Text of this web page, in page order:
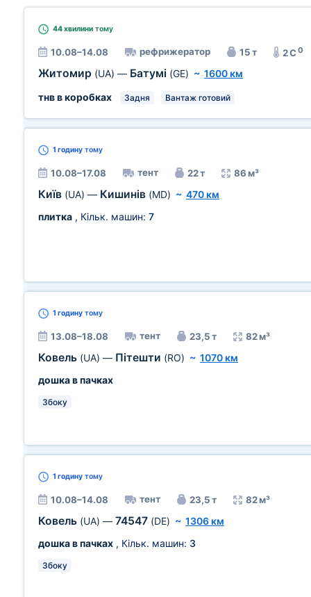
44 хвилини тому
10.08–14.08 рефрижератор 15 т 2 C0
Житомир (UA) — Батумі (GE) ~ 1600 км
тнв в коробках
Задня Вантаж готовий
1 годину тому
10.08–17.08 тент 22 т 86 м³
Київ (UA) — Кишинів (MD) ~ 470 км
плитка , Кільк. машин: 7
1 годину тому
13.08–18.08 тент 23,5 т 82 м³
Ковель (UA) — Пітешти (RO) ~ 1070 км
дошка в пачках
Збоку
1 годину тому
10.08–14.08 тент 23,5 т 82 м³
Ковель (UA) — 74547 (DE) ~ 1306 км
дошка в пачках , Кільк. машин: 3
Збоку